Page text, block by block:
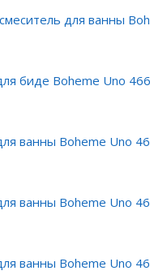
для ванны
биде Boheme Uno
ванны Boheme Uno
ванны Boheme Uno
ванны Boheme Uno